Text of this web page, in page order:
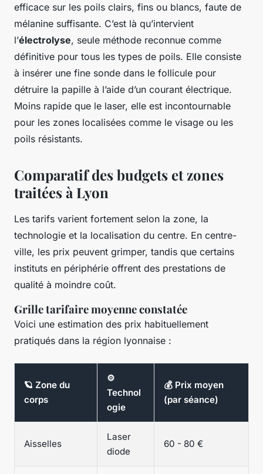
efficace sur les poils clairs, fins ou blancs, faute de
mélanine suffisante. C’est là qu’intervient
l’électrolyse, seule méthode reconnue comme
définitive pour tous les types de poils. Elle consiste
à insérer une fine sonde dans le follicule pour
détruire la papille à l’aide d’un courant électrique.
Moins rapide que le laser, elle est incontournable
pour les zones localisées comme le visage ou les
poils résistants.
Comparatif des budgets et zones
traitées à Lyon
Les tarifs varient fortement selon la zone, la
technologie et la localisation du centre. En centre-
ville, les prix peuvent grimper, tandis que certains
instituts en périphérie offrent des prestations de
qualité à moindre coût.
Grille tarifaire moyenne constatée
Voici une estimation des prix habituellement
pratiqués dans la région lyonnaise :
🪐 Zone du
corps
⚙️
Technol
ogie
💰 Prix moyen
(par séance)
Aisselles
Laser
diode
60 - 80 €